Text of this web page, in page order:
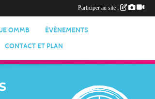
OMMB
ÉVÈNEMENTS
CONTACT ET PLAN
Participer au site :